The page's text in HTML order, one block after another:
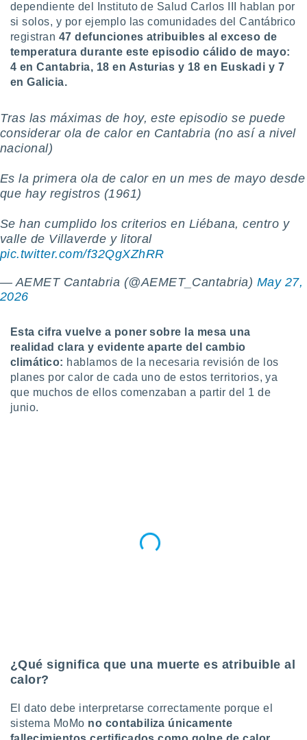
u
datos
momento
en
de
un
o acceder
datos
perfiles
utilizar
crear un
uso de
e
mediante
publicidad
dependiente del Instituto de Salud Carlos III hablan por
si solos, y por ejemplo las comunidades del Cantábrico
registran 47 defunciones atribuibles al exceso de
temperatura durante este episodio cálido de mayo:
4 en Cantabria, 18 en Asturias y 18 en Euskadi y 7
en Galicia.
️Tras las máximas de hoy, este episodio se puede
considerar ola de calor en Cantabria (no así a nivel
nacional)
Es la primera ola de calor en un mes de mayo desde
que hay registros (1961)
Se han cumplido los criterios en Liébana, centro y
valle de Villaverde y litoral
pic.twitter.com/f32QgXZhRR
— AEMET Cantabria (@AEMET_Cantabria) May 27,
2026
Esta cifra vuelve a poner sobre la mesa una
realidad clara y evidente aparte del cambio
climático: hablamos de la necesaria revisión de los
planes por calor de cada uno de estos territorios, ya
que muchos de ellos comenzaban a partir del 1 de
junio.
¿Qué significa que una muerte es atribuible al
calor?
El dato debe interpretarse correctamente porque el
sistema MoMo no contabiliza únicamente